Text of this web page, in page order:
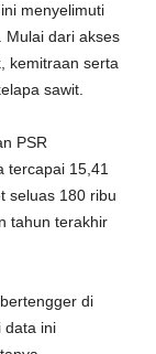
menyelimuti
Mulai dari akses
kemitraan serta
sawit.
PSR
tercapai 15,41
seluas 180 ribu
tahun terakhir
di
data ini